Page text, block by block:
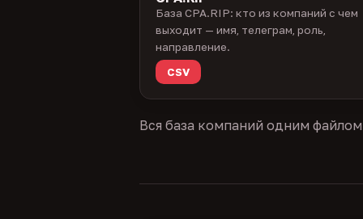
База CPA.RIP: кто из компаний с чем
выходит — имя, телеграм, роль,
направление.
CSV
Вся база компаний одним